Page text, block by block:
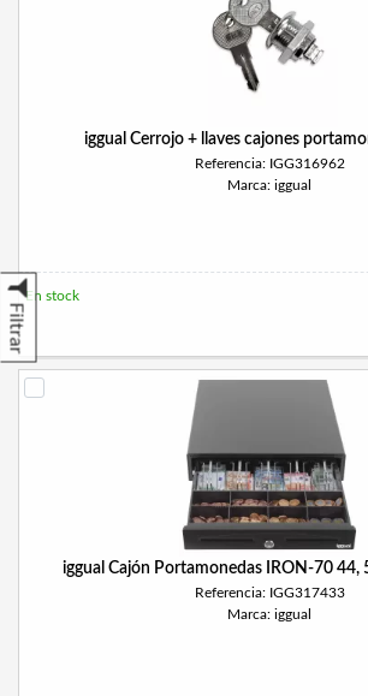
Filtrar
iggual Cerrojo + llaves cajones
Referencia: IGG316962
Marca: iggual
En stock
iggual Cajón Portamonedas IRON-70 44,
Referencia: IGG317433
Marca: iggual